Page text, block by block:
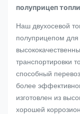
полуприцеп
Наш двухосевой
полуприцепом для
транспортировки
способный
более
изготовлен из
хорошей